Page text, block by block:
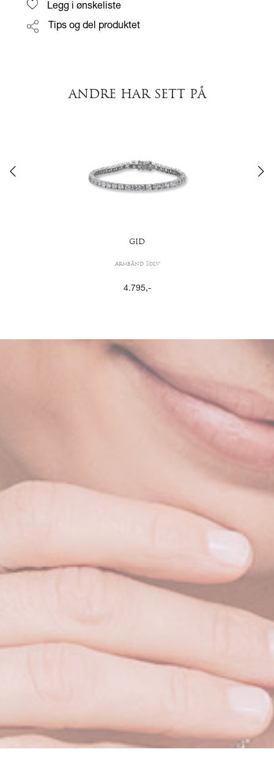
Legg i ønskeliste
Tips og del produktet
ANDRE HAR SETT PÅ
GID
Armbånd Sølv
4.795,-